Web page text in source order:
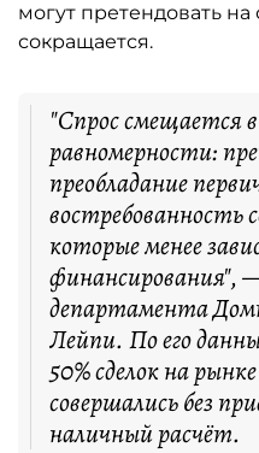
могут претендовать
сокращается.
"Спрос смещается
равномерности:
преобладание
востребованность
которые менее
финансирования",
департамента
Лейпи. По его
50% сделок на
совершались без
наличный расчёт.